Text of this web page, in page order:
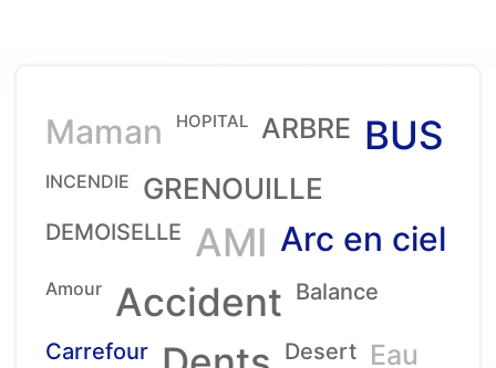
Maman HOPITAL ARBRE BUS
INCENDIE GRENOUILLE
DEMOISELLE AMI Arc en ciel
Amour Accident Balance
Carrefour Desert Eau